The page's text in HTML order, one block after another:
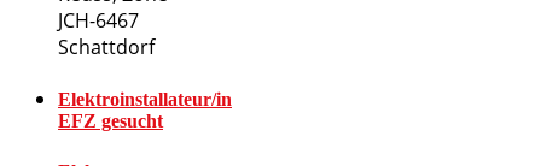
JCH-6467
Schattdorf
Elektroinstallateur/in
EFZ gesucht